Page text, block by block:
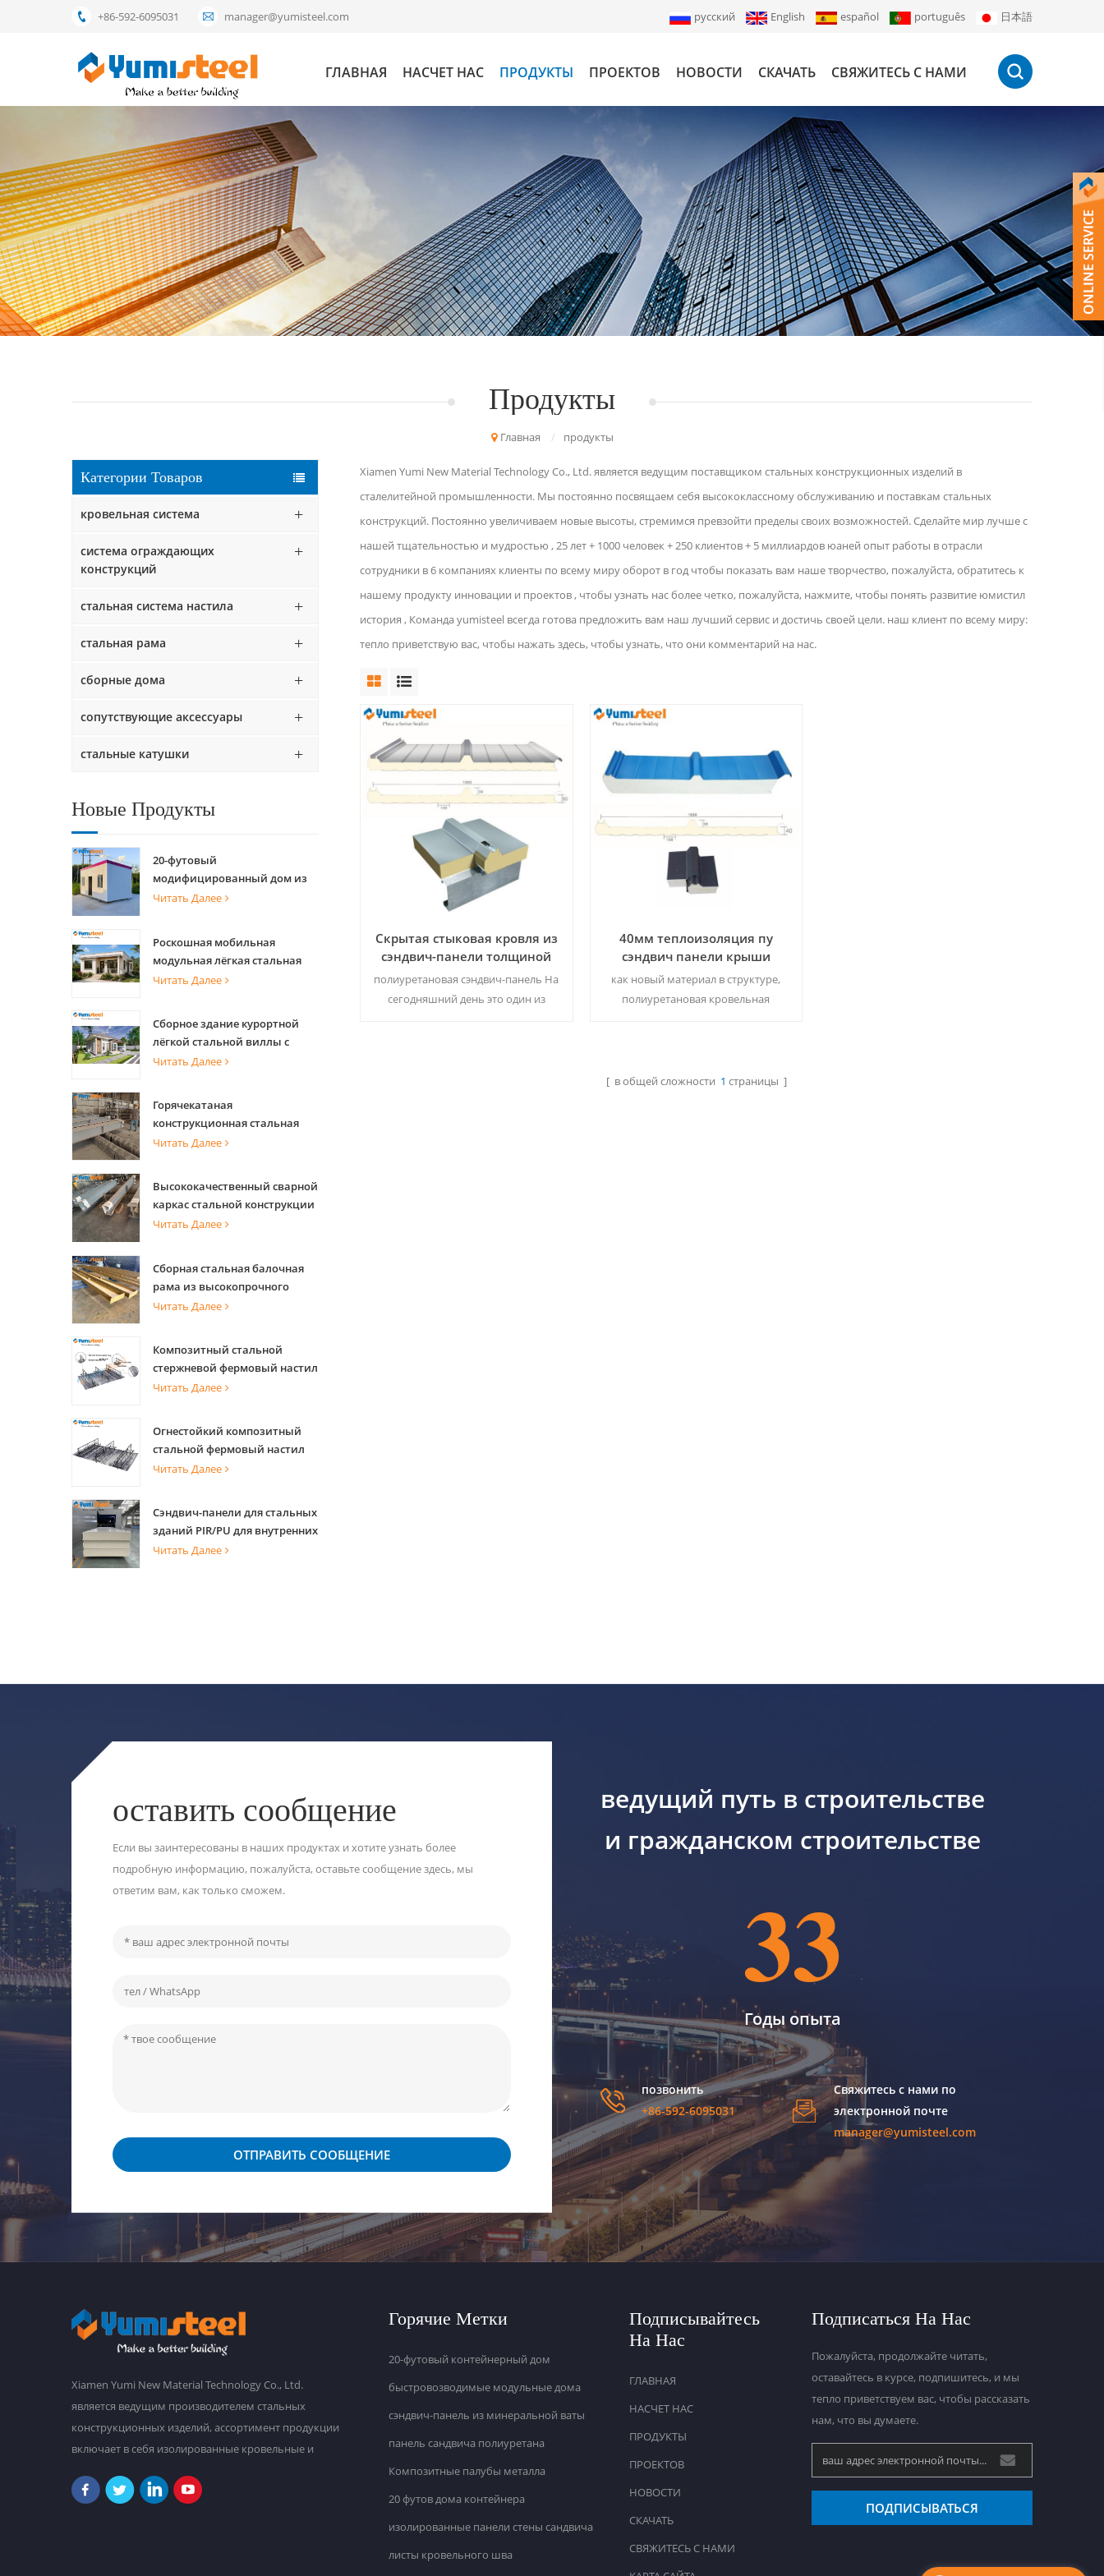
+86-592-6095031 manager@yumisteel.com русский English español português 日本語
ГЛАВНАЯ НАСЧЕТ НАС ПРОДУКТЫ ПРОЕКТОВ НОВОСТИ СКАЧАТЬ СВЯЖИТЕСЬ С НАМИ
Продукты
Главная / продукты
Категории Товаров
кровельная система
система ограждающих
конструкций
стальная система настила
стальная рама
сборные дома
сопутствующие аксессуары
стальные катушки
Новые Продукты
20-футовый
модифицированный дом из
морского контейнера для
Читать Далее
Роскошная мобильная
модульная лёгкая стальная
вилла со стальной
Читать Далее
Сборное здание курортной
лёгкой стальной виллы с
теплицей
Читать Далее
Горячекатаная
конструкционная стальная
балка с высокой несущей
Читать Далее
Высококачественный сварной
каркас стальной конструкции
для строительства здания
Читать Далее
Сборная стальная балочная
рама из высокопрочного
стального конструкционного
Читать Далее
Композитный стальной
стержневой фермовый настил
перекрытия для
Читать Далее
Огнестойкий композитный
стальной фермовый настил
перекрытия для
Читать Далее
Сэндвич-панели для стальных
зданий PIR/PU для внутренних
и внешних стен
Читать Далее
Xiamen Yumi New Material Technology Co., Ltd. является ведущим поставщиком стальных конструкционных изделий в
сталелитейной промышленности. Мы постоянно посвящаем себя высококлассному обслуживанию и поставкам стальных
конструкций. Постоянно увеличиваем новые высоты, стремимся превзойти пределы своих возможностей. Сделайте мир лучше с
нашей тщательностью и мудростью , 25 лет + 1000 человек + 250 клиентов + 5 миллиардов юаней опыт работы в отрасли
сотрудники в 6 компаниях клиенты по всему миру оборот в год чтобы показать вам наше творчество, пожалуйста, обратитесь к
нашему продукту инновации и проектов , чтобы узнать нас более четко, пожалуйста, нажмите, чтобы понять развитие юмистил
история , Команда yumisteel всегда готова предложить вам наш лучший сервис и достичь своей цели. наш клиент по всему миру:
тепло приветствую вас, чтобы нажать здесь, чтобы узнать, что они комментарий на нас.
Скрытая стыковая кровля из
сэндвич-панели толщиной
50 мм
полиуретановая сэндвич-панель На
сегодняшний день это один из
40мм теплоизоляция пу
сэндвич панели крыши
как новый материал в структуре,
полиуретановая кровельная
& amp; размер
Читать Далее
[ в общей сложности 1 страницы ]
оставить сообщение
Если вы заинтересованы в наших продуктах и ​​хотите узнать более
подробную информацию, пожалуйста, оставьте сообщение здесь, мы
ответим вам, как только сможем.
ОТПРАВИТЬ СООБЩЕНИЕ
ведущий путь в строительстве
и гражданском строительстве
33
Годы опыта
позвонить
+86-592-6095031
Свяжитесь с нами по
электронной почте
manager@yumisteel.com
Xiamen Yumi New Material Technology Co., Ltd.
является ведущим производителем стальных
конструкционных изделий, ассортимент продукции
включает в себя изолированные кровельные и
стальную кровлю и облицовку стен, стальные
Горячие Метки
20-футовый контейнерный дом
быстровозводимые модульные дома
сэндвич-панель из минеральной ваты
панель сандвича полиуретана
Композитные палубы металла
20 футов дома контейнера
изолированные панели стены сандвича
листы кровельного шва
Подписывайтесь
На Нас
ГЛАВНАЯ
НАСЧЕТ НАС
ПРОДУКТЫ
ПРОЕКТОВ
НОВОСТИ
СКАЧАТЬ
СВЯЖИТЕСЬ С НАМИ
Подписаться На Нас
Пожалуйста, продолжайте читать,
оставайтесь в курсе, подпишитесь, и мы
тепло приветствуем вас, чтобы рассказать
нам, что вы думаете.
ПОДПИСЫВАТЬСЯ